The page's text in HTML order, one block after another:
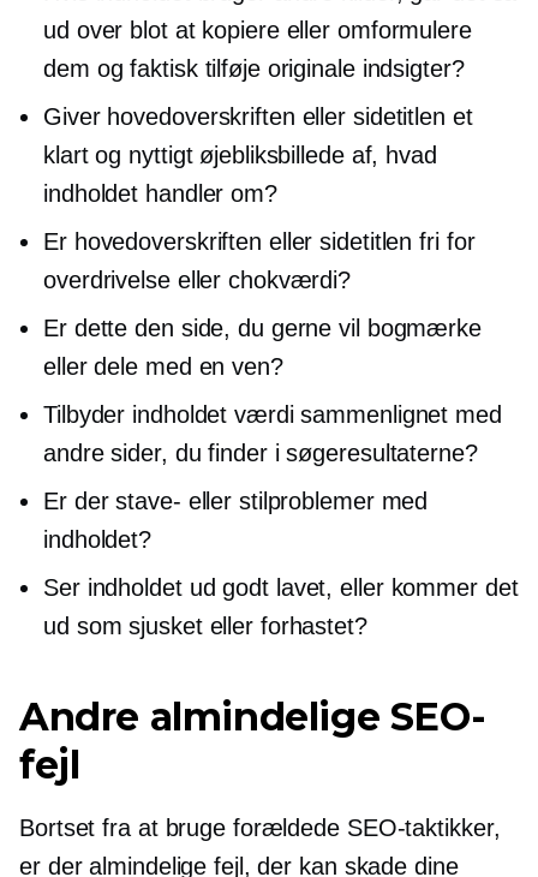
ud over blot at kopiere eller omformulere
dem og faktisk tilføje originale indsigter?
Giver hovedoverskriften eller sidetitlen et
klart og nyttigt øjebliksbillede af, hvad
indholdet handler om?
Er hovedoverskriften eller sidetitlen fri for
overdrivelse eller chokværdi?
Er dette den side, du gerne vil bogmærke
eller dele med en ven?
Tilbyder indholdet værdi sammenlignet med
andre sider, du finder i søgeresultaterne?
Er der stave- eller stilproblemer med
indholdet?
Ser indholdet udgodt lavet, eller kommer det
ud som sjusket eller forhastet?
Andre almindelige SEO-
fejl
Bortset fra at bruge forældede SEO-taktikker,
er der almindelige fejl, der kan skade dine